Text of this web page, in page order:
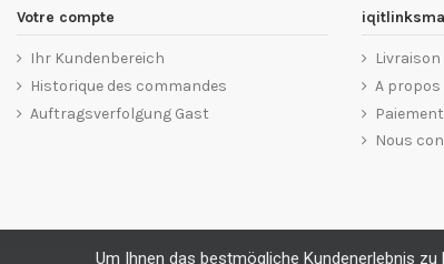
Votre compte
Ihr Kundenbereich
Historique des commandes
Auftragsverfolgung Gast
Livraison
A propos
Nous
Um Ihnen das bestmögliche Kundenerlebnis